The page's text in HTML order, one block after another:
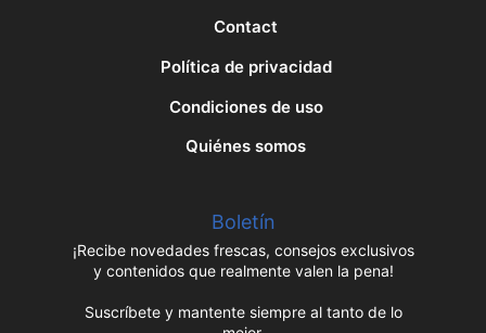
Contact
Política de privacidad
Condiciones de uso
Quiénes somos
Boletín
¡Recibe novedades frescas, consejos exclusivos
y contenidos que realmente valen la pena!
Suscríbete y mantente siempre al tanto de lo